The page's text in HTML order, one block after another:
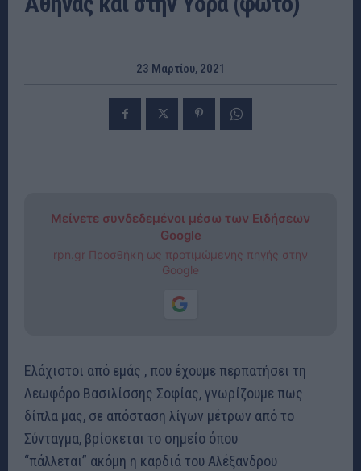
23 Μαρτίου, 2021
Μείνετε συνδεδεμένοι μέσω των Ειδήσεων
Google
rpn.gr Προσθήκη ως προτιμώμενης πηγής στην
Google
Ελάχιστοι από εμάς , που έχουμε περπατήσει τη
Λεωφόρο Βασιλίσσης Σοφίας, γνωρίζουμε πως
δίπλα μας, σε απόσταση λίγων μέτρων από το
Σύνταγμα, βρίσκεται το σημείο όπου
“πάλλεται” ακόμη η καρδιά του Αλέξανδρου